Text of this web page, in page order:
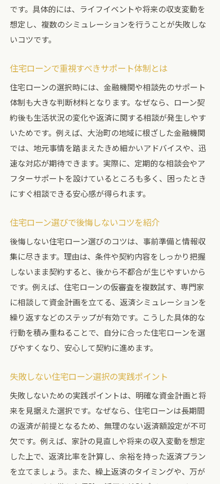
です。具体的には、ライフイベントや将来の収支変動を
想定し、複数のシミュレーションを行うことが失敗しな
いコツです。
住宅ローンで重視すべきサポート体制とは
住宅ローンの選択時には、金融機関や相談先のサポート
体制も大きな判断材料となります。なぜなら、ローン契
約後も生活状況の変化や返済に関する相談が発生しやす
いためです。例えば、大治町の地域に根ざした金融機関
では、地元事情を踏まえたきめ細かいアドバイスや、迅
速な対応が期待できます。実際に、定期的な相談会やア
フターサポートを設けているところも多く、困ったとき
にすぐ相談できる安心感が得られます。
住宅ローン選びで後悔しないコツを紹介
後悔しない住宅ローン選びのコツは、事前準備と情報収
集に尽きます。理由は、条件や契約内容をしっかり把握
しないまま契約すると、後から不都合が生じやすいから
です。例えば、住宅ローンの仮審査を複数試す、専門家
に相談して資金計画を立てる、返済シミュレーションを
繰り返すなどのステップが有効です。こうした具体的な
行動を積み重ねることで、自分に合った住宅ローンを選
びやすくなり、安心して契約に進めます。
失敗しない住宅ローン選択の実践ポイント
失敗しないための実践ポイントは、明確な資金計画と将
来を見据えた選択です。なぜなら、住宅ローンは長期間
の返済が前提となるため、無理のない返済額設定が不可
欠です。例えば、家計の見直しや将来の収入変動を想定
した上で、返済比率を計算し、余裕を持った返済プラン
を立てましょう。また、繰上返済のタイミングや、万が